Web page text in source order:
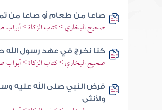
صاعا من طعام أو صاعا من
صحيح البخاري > كتاب الزكاة >
كنا نخرج في عهد رسول
صحيح البخاري > كتاب الزكاة > أبواب
فرض النبي صلى الله عليه
والأنثى